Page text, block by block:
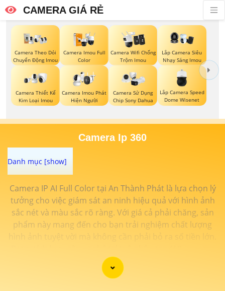
CAMERA GIÁ RẺ
Camera Theo Dỏi
Chuyển Động Imou
Camera Imou Full
Color
Camera Wifi Chống
Trộm Imou
Lắp Camera Siêu
Nhạy Sáng Imou
Camera Thiết Kế
Kim Loại Imou
Camera Imou Phát
Hiện Người
Camera Sử Dụng
Chip Sony Dahua
Lắp Camera Speed
Dome Wisenet
Camera Ip 360
Camera IP AI Full Color tại An Thành Phát là lựa chọn lý
tưởng cho việc giám sát an ninh hiệu quả với hình ảnh
sắc nét và màu sắc rõ ràng. Với giá cả phải chăng, sản
phẩm này mang đến cho bạn trải nghiệm chất lượng
hình ảnh tuyệt vời mà không cần phải bỏ ra số tiền lớn.
này giúp nhận diện chính xác các chi tiết trong hình
ảnh mà không cần ánh sáng hồng ngoại, giúp tiết kiệm